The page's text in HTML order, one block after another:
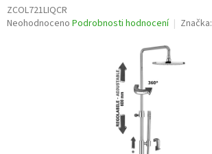
ZCOL721LIQCR
Průměrné
Neohodnoceno Podrobnosti hodnocení Značka: